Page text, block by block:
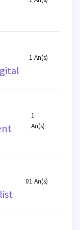
1 An(s)
1
An(s)
01 An(s)